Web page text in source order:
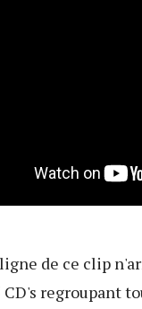
de ce clip
regroupant